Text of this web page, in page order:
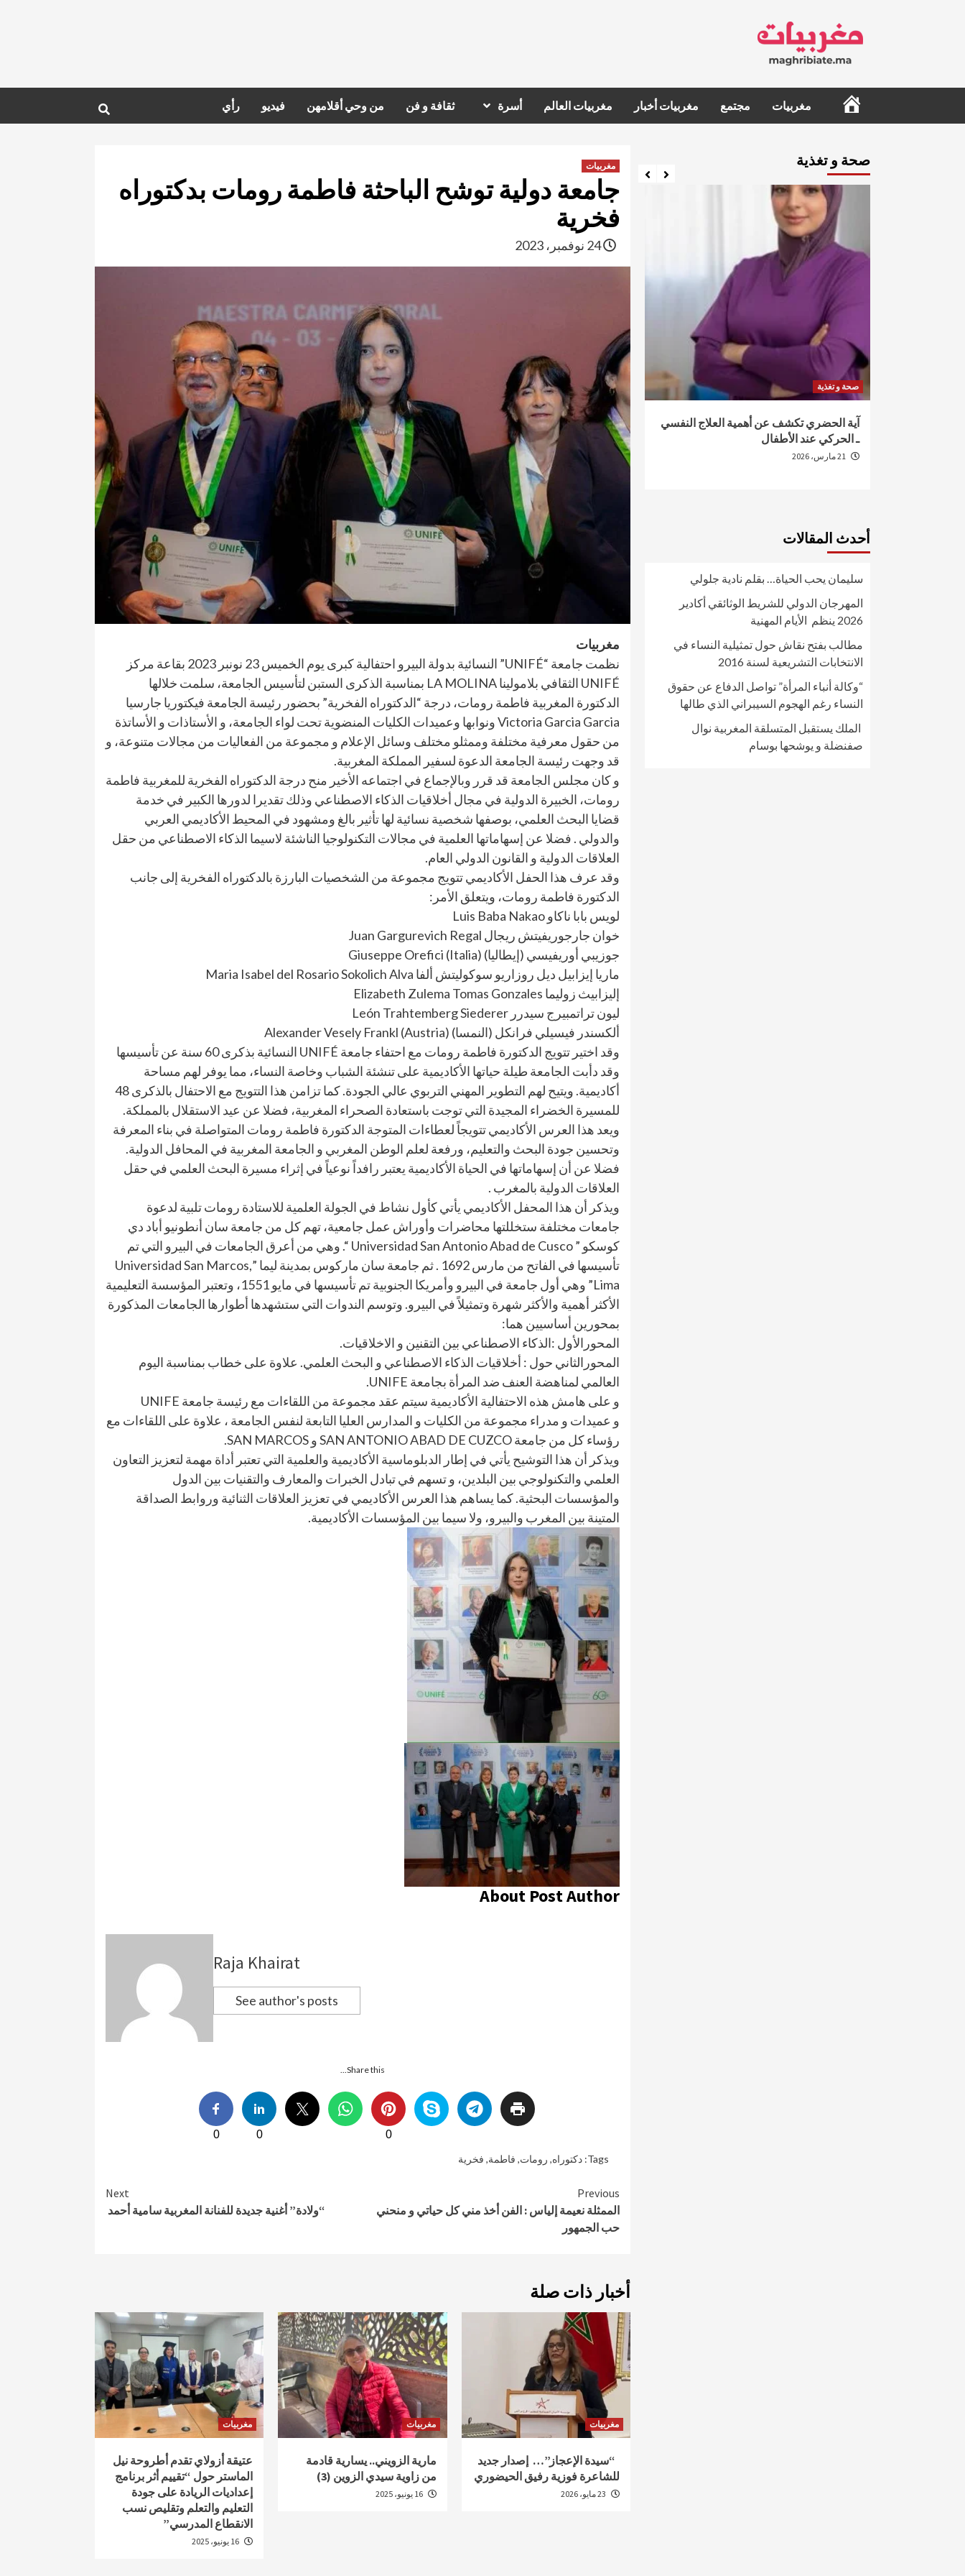
الرئيسيةمغربيات مجتمع مغربيات أخبار مغربيات العالم أسرة ثقافة و فن من وحي أقلامهن فيديو رأي
مغربيات
جامعة دولية توشح الباحثة فاطمة رومات بدكتوراه
فخرية
24 نوفمبر، 2023
مغربيات
نظمت جامعة “UNIFÉ” النسائية بدولة البيرو احتفالية كبرى يوم الخميس 23 نونبر 2023 بقاعة مركز
UNIFÉ الثقافي بلامولينا LA MOLINA بمناسبة الذكرى الستبن لتأسيس الجامعة، سلمت خلالها
الدكتورة المغربية فاطمة رومات، درجة “الدكتوراه الفخرية” بحضور رئيسة الجامعة فيكتوريا جارسيا
Victoria Garcia Garcia ونوابها وعميدات الكليات المنضوية تحت لواء الجامعة، و الأستاذات و الأساتذة
من حقول معرفية مختلفة وممثلو مختلف وسائل الإعلام و مجموعة من الفعاليات من مجالات متنوعة، و
قد وجهت رئيسة الجامعة الدعوة لسفير المملكة المغربية.
و كان مجلس الجامعة قد قرر وبالإجماع في اجتماعه الأخير منح درجة الدكتوراه الفخرية للمغربية فاطمة
رومات، الخبيرة الدولية في مجال أخلاقيات الذكاء الاصطناعي وذلك تقديرا لدورها الكبير في خدمة
قضايا البحث العلمي، بوصفها شخصية نسائية لها تأثير بالغ ومشهود في المحيط الأكاديمي العربي
والدولي . فضلا عن إسهاماتها العلمية في مجالات التكنولوجيا الناشئة لاسيما الذكاء الاصطناعي من حقل
العلاقات الدولية و القانون الدولي العام.
وقد عرف هذا الحفل الأكاديمي تتويج مجموعة من الشخصيات البارزة بالدكتوراه الفخرية إلى جانب
الدكتورة فاطمة رومات، ويتعلق الأمر:
لويس بابا ناكاو Luis Baba Nakao
خوان جارجوريفيتش ريجال Juan Gargurevich Regal
جوزيبي أوريفيسي (إيطاليا) Giuseppe Orefici (Italia)
ماريا إيزابيل ديل روزاريو سوكوليتش ​​ألفا Maria Isabel del Rosario Sokolich Alva
إليزابيث زوليما Elizabeth Zulema Tomas Gonzales
ليون تراتمبيرج سيدرر León Trahtemberg Siederer
ألكسندر فيسيلي فرانكل (النمسا) Alexander Vesely Frankl (Austria)
وقد اختير تتويج الدكتورة فاطمة رومات مع احتفاء جامعة UNIFÉ النسائية بذكرى 60 سنة عن تأسيسها
وقد دأبت الجامعة طيلة حياتها الأكاديمية على تنشئة الشباب وخاصة النساء، مما يوفر لهم مساحة
أكاديمية. ويتيح لهم التطوير المهني التربوي عالي الجودة. كما تزامن هذا التتويج مع الاحتفال بالذكرى 48
للمسيرة الخضراء المجيدة التي توجت باستعادة الصحراء المغربية، فضلا عن عيد الاستقلال بالمملكة.
ويعد هذا العرس الأكاديمي تتويجاً لعطاءات المتوجة الدكتورة فاطمة رومات المتواصلة في بناء المعرفة
وتحسين جودة البحث والتعليم، ورفعة لعلم الوطن المغربي و الجامعة المغربية في المحافل الدولية.
فضلا عن أن إسهاماتها في الحياة الأكاديمية يعتبر رافداً نوعياً في إثراء مسيرة البحث العلمي في حقل
العلاقات الدولية بالمغرب .
ويذكر أن هذا المحفل الأكاديمي يأتي كأول نشاط في الجولة العلمية للاستادة رومات تلبية لدعوة
جامعات مختلفة ستخللتها محاضرات وأوراش عمل جامعية، تهم كل من جامعة سان أنطونيو أباد دي
كوسكو ” Universidad San Antonio Abad de Cusco “. وهي من أعرق الجامعات في البيرو التي تم
تأسيسها في الفاتح من مارس 1692 . ثم جامعة سان ماركوس بمدينة ليما ”Universidad San Marcos,
Lima” وهي أول جامعة في البيرو وأمريكا الجنوبية تم تأسيسها في مايو 1551، وتعتبر المؤسسة التعليمية
الأكثر أهمية والأكثر شهرة وتمثيلاً في البيرو. وتوسم الندوات التي ستشهدها أطوارها الجامعات المذكورة
بمحورين أساسيين هما:
المحورالأول :الذكاء الاصطناعي بين التقنين و الاخلاقيات.
المحورالثاني حول : أخلاقيات الذكاء الاصطناعي و البحث العلمي. علاوة على خطاب بمناسبة اليوم
العالمي لمناهضة العنف ضد المرأة بجامعة UNIFE.
و على هامش هذه الاحتفالية الأكاديمية سيتم عقد مجموعة من اللقاءات مع رئيسة جامعة UNIFE
و عميدات و مدراء مجموعة من الكليات و المدارس العليا التابعة لنفس الجامعة ، علاوة على اللقاءات مع
رؤساء كل من جامعة SAN ANTONIO ABAD DE CUZCO و SAN MARCOS.
ويذكر أن هذا التوشيح يأتي في إطار الدبلوماسية الأكاديمية والعلمية التي تعتبر أداة مهمة لتعزيز التعاون
العلمي والتكنولوجي بين البلدين، و تسهم في تبادل الخبرات والمعارف والتقنيات بين الدول
والمؤسسات البحثية. كما يساهم هذا العرس الأكاديمي في تعزيز العلاقات الثنائية وروابط الصداقة
المتينة بين المغرب والبيرو، ولا سيما بين المؤسسات الأكاديمية.
About Post Author
Raja Khairat
See author's posts
Share this...
0
0
0
Tags: دكتوراه, رومات, فاطمة, فخرية
Continue
Reading
Previous
الممثلة نعيمة إلياس : الفن أخذ مني كل حياتي و منحني
حب الجمهور
Next
“ولادة” أغنية جديدة للفنانة المغربية سامية أحمد
أخبار ذات صلة
مغربيات
“سيدة الإعجاز”… إصدار جديد
للشاعرة فوزية رفيق الحيضوري
مغربيات
مارية الزويني.. يسارية قادمة
من زاوية سيدي الزوين (3)
16 يونيو، 2025
مغربيات
عتيقة أزولاي تقدم أطروحة نيل
الماستر حول “تقييم أثر برنامج
إعداديات الريادة على جودة
التعليم والتعلم وتقليص نسب
الانقطاع المدرسي”
صحة و تغذية
صحة و تغذية
آية الحضري تكشف عن أهمية العلاج النفسي
ـ الحركي عند الأطفال
صحة و تغذية
خلال ندوة علمية…الإعلان عن انطلاق علاج
سرطان البروستات في المغرب بتقنية
“الهايفو”
صحة و تغذية
مراكش تحتضن مؤتمرا علميا يسلط الضوء
على أمراض البروستات
29 أبريل، 2025
“نعم يمكننا وضع حد للسل”
الداء بالمغرب
7 أبريل، 2025
أحدث المقالات
سليمان يحب الحياة… بقلم نادية جلولي
المهرجان الدولي للشريط الوثائقي أكادير
2026 ينظم الأيام المهنية
مطالب بفتح نقاش حول تمثيلية النساء في
الانتخابات التشريعية لسنة 2016
“وكالة أنباء المرأة” تواصل الدفاع عن حقوق
النساء رغم الهجوم السيبراني الذي طالها
الملك يستقبل المتسلقة المغربية نوال
صفنضلة و يوشحها بوسام